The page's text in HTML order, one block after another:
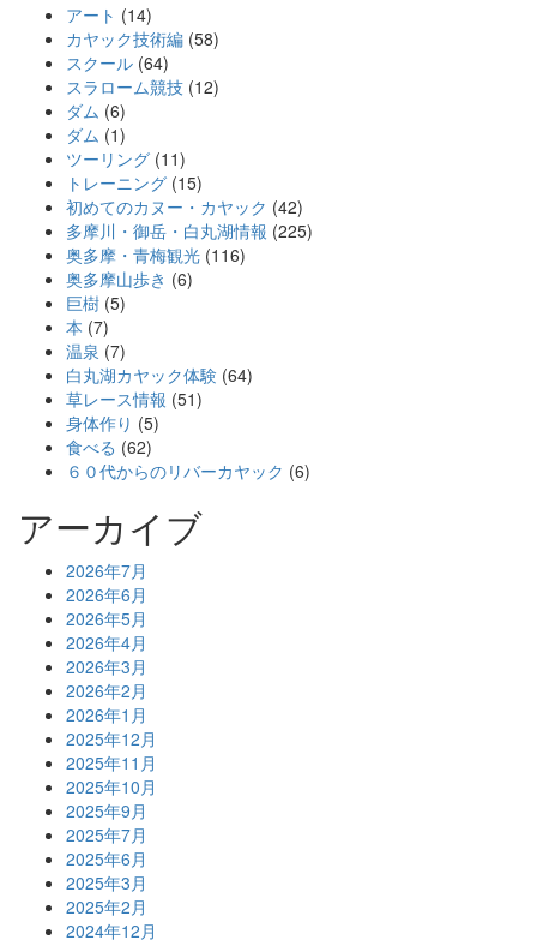
アート (14)
カヤック技術編 (58)
スクール (64)
スラローム競技 (12)
ダム (6)
ダム (1)
ツーリング (11)
トレーニング (15)
初めてのカヌー・カヤック (42)
多摩川・御岳・白丸湖情報 (225)
奥多摩・青梅観光 (116)
奥多摩山歩き (6)
巨樹 (5)
本 (7)
温泉 (7)
白丸湖カヤック体験 (64)
草レース情報 (51)
身体作り (5)
食べる (62)
６０代からのリバーカヤック (6)
アーカイブ
2026年7月
2026年6月
2026年5月
2026年4月
2026年3月
2026年2月
2026年1月
2025年12月
2025年11月
2025年10月
2025年9月
2025年7月
2025年6月
2025年3月
2025年2月
2024年12月